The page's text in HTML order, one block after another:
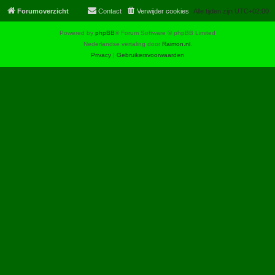
Forumoverzicht Alle tijden zijn UTC+02:00
Verwijder cookies
Contact
Powered by phpBB® Forum Software © phpBB Limited
Nederlandse vertaling door Raimon.nl.
Privacy | Gebruikersvoorwaarden